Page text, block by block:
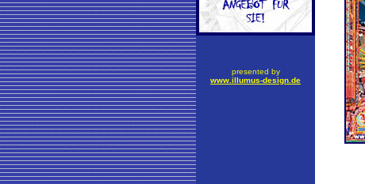
presented by
www.illumus-design.de